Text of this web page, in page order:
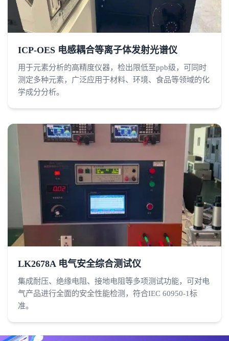
ICP-OES 电感耦合等离子体发射光谱仪
用于元素分析的高精度仪器，检出限低至ppb级，可同时
测定多种元素，广泛应用于材料、环境、食品等领域的化
学成分分析。
LK2678A 电气安全综合测试仪
集成耐压、绝缘电阻、接地电阻等多项测试功能，可对电
气产品进行全面的安全性能检测，符合IEC 60950-1标
准。